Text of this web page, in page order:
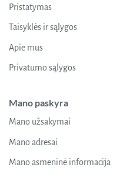
Pristatymas
Taisyklės ir sąlygos
Apie mus
Privatumo sąlygos
Mano paskyra
Mano užsakymai
Mano adresai
Mano asmeninė informacija